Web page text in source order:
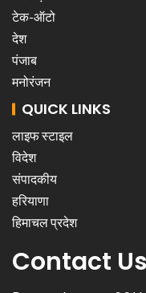
टेक-ऑटो
देश
पंजाब
मनोरंजन
QUICK LINKS
लाइफ स्टाइल
विदेश
संपादकीय
हरियाणा
हिमाचल प्रदेश
Contact Us